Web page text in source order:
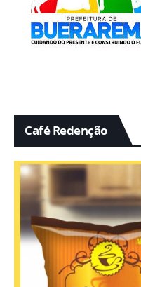
Café Redenção